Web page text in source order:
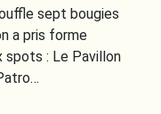
sept bougies
a pris forme
spots : Le Pavillon